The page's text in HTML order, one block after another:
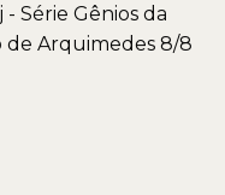
Série Gênios da
de Arquimedes 8/8